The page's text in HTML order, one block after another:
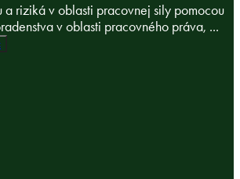
a riziká v oblasti pracovnej sily pomocou
v oblasti pracovného práva, ...